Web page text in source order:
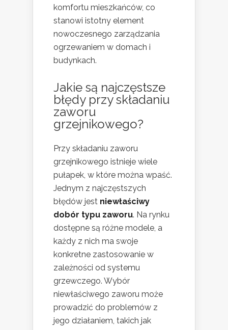
komfortu mieszkańców, co
stanowi istotny element
nowoczesnego zarządzania
ogrzewaniem w domach i
budynkach.
Jakie są najczęstsze
błędy przy składaniu
zaworu
grzejnikowego?
Przy składaniu zaworu
grzejnikowego istnieje wiele
pułapek, w które można wpaść.
Jednym z najczęstszych
błędów jest niewłaściwy
dobór typu zaworu. Na rynku
dostępne są różne modele, a
każdy z nich ma swoje
konkretne zastosowanie w
zależności od systemu
grzewczego. Wybór
niewłaściwego zaworu może
prowadzić do problemów z
jego działaniem, takich jak